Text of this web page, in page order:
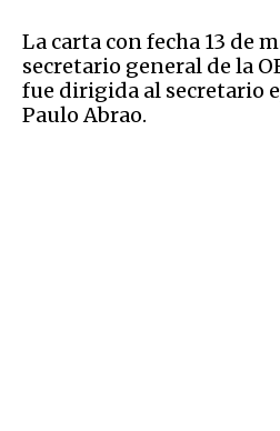
La carta con fecha 13 de
secretario general de la
fue dirigida al secretario
Paulo Abrao.